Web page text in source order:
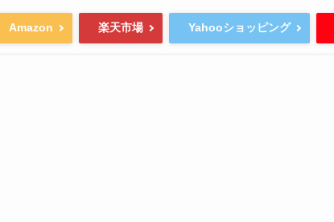
Amazon 楽天市場 Yahooショッピング